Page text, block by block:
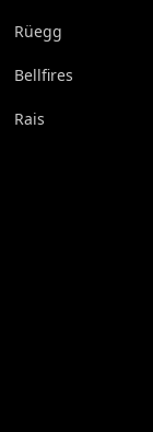
Rüegg
Bellfires
Rais